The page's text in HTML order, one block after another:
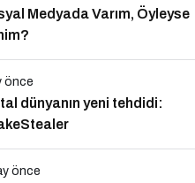
Medyada Varım, Öyleyse
önce
dünyanın yeni tehdidi:
önce